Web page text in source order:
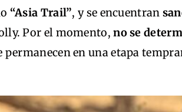
“Asia Trail”, y se encuentran
Por el momento,no se
permanecen en una etapa